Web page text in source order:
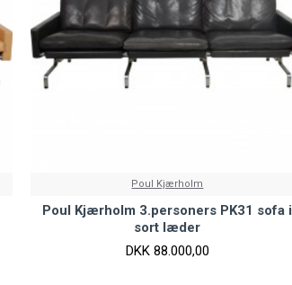
Poul Kjærholm
Poul Kjærholm 3.personers PK31 sofa i
sort læder
DKK 88.000,00